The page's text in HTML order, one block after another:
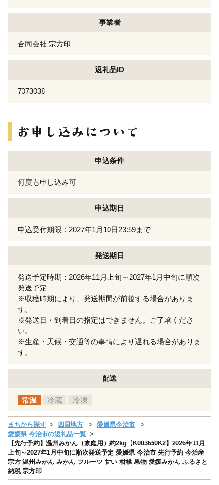
事業者
合同会社 宗方印
返礼品ID
7073038
申込条件
何度も申し込み可
申込期日
申込受付期限：2027年1月10日23:59まで
発送期日
発送予定時期：2026年11月上旬～2027年1月中旬に順次
発送予定
※収穫時期により、発送期間が前後する場合がありま
す。
※発送日・到着日の指定はできません。ご了承くださ
い。
※生産・天候・交通等の事情により遅れる場合がありま
す。
配送
常温 冷蔵 冷凍
まちから探す 四国地方
愛媛県今治市
愛媛県 今治市の返礼品一覧
【先行予約】温州みかん（家庭用）約2kg【K003650K2】2026年11月
上旬～2027年1月中旬に順次発送予定 愛媛県 今治市 先行予約 今治産
宗方 温州みかん みかん フルーツ 甘い 柑橘 果物 愛媛みかん ふるさと
納税 宗方印